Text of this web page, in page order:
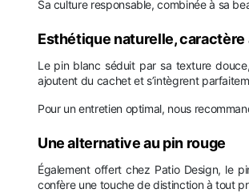
Sa culture responsable, combinée à sa
Esthétique naturelle,
Le pin blanc séduit par sa texture
ajoutent du cachet et s’intègrent
Pour un entretien optimal, nous
Une alternative au pin rouge
Également offert chez Patio Design, le
confère une touche de distinction à tout